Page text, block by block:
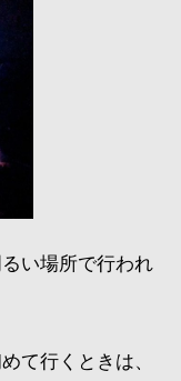
い場所で行われ
て行くときは、